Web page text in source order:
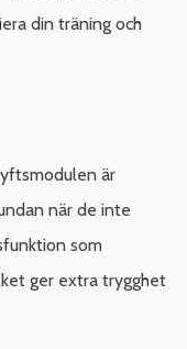
din träning och
är
när de inte
som
ger extra trygghet